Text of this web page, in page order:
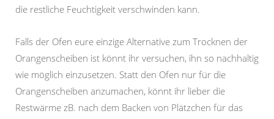
die restliche Feuchtigkeit verschwinden kann.
Falls der Ofen eure einzige Alternative zum Trocknen der
Orangenscheiben ist könnt ihr versuchen, ihn so nachhaltig
wie möglich einzusetzen. Statt den Ofen nur für die
Orangenscheiben anzumachen, könnt ihr lieber die
Restwärme zB. nach dem Backen von Plätzchen für das